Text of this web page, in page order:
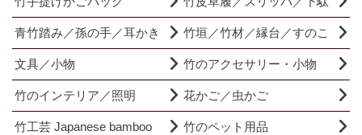
青竹踏み／孫の手／耳かき 竹垣／竹材／縁台／すのこ
文具／小物 竹のアクセサリー・小物
竹のインテリア／照明 花かご／虫かご
竹工芸 Japanese bamboo
竹のペット用品